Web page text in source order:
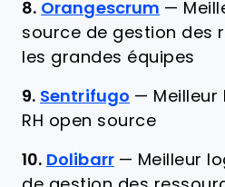
8. Orangescrum —
source de gestion des
les grandes équipes
9. Sentrifugo —
RH open source
10. Dolibarr — Meilleur